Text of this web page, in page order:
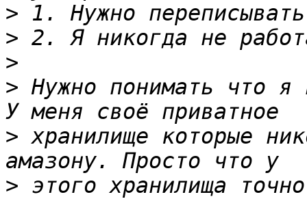
>
>
>
> Нужно понимать что я
> хранилище которые
> этого хранилища